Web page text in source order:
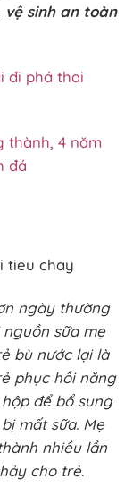
sinh an toàn
đi phá thai
thành, 4 năm
đá
ngày thường
sữa mẹ
bù nước lại là
phục hồi năng
để bổ sung
mất sữa. Mẹ
nhiều lần
cho trẻ.